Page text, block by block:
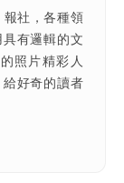
社，各種領
有邏輯的文
照片精彩人
好奇的讀者